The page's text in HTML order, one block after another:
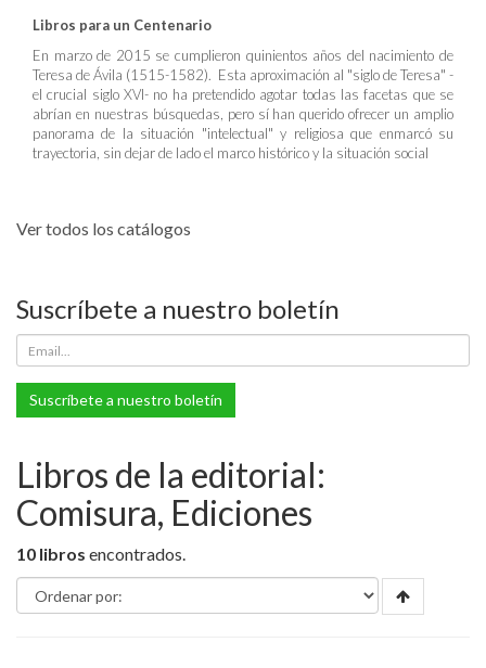
Libros para un Centenario
En marzo de 2015 se cumplieron quinientos años del nacimiento de
Teresa de Ávila (1515-1582). Esta aproximación al "siglo de Teresa" -
el crucial siglo XVI- no ha pretendido agotar todas las facetas que se
abrían en nuestras búsquedas, pero sí han querido ofrecer un amplio
panorama de la situación "intelectual" y religiosa que enmarcó su
trayectoria, sin dejar de lado el marco histórico y la situación social
Ver todos los catálogos
Suscríbete a nuestro boletín
Suscríbete a nuestro boletín
Libros de la editorial:
Comisura, Ediciones
10 libros encontrados.